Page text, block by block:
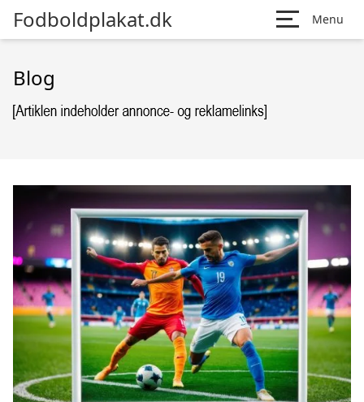
Fodboldplakat.dk Menu
Blog